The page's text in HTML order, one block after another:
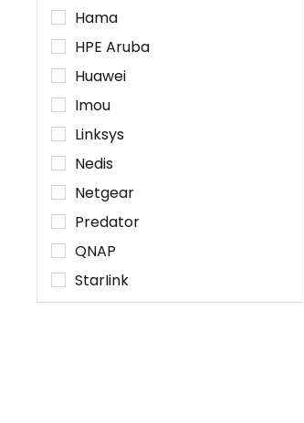
Hama
HPE Aruba
Huawei
Imou
Linksys
Nedis
Netgear
Predator
QNAP
StarIink
Starlink